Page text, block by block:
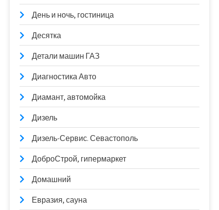
День и ночь, гостиница
Десятка
Детали машин ГАЗ
Диагностика Авто
Диамант, автомойка
Дизель
Дизель-Сервис. Севастополь
ДоброСтрой, гипермаркет
Домашний
Евразия, сауна